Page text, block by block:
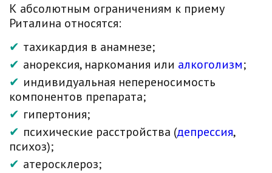
К абсолютным ограничениям к приему
Риталина относятся:
тахикардия в анамнезе;
анорексия, наркомания или алкоголизм;
индивидуальная непереносимость
компонентов препарата;
гипертония;
психические расстройства (депрессия,
психоз);
атеросклероз;